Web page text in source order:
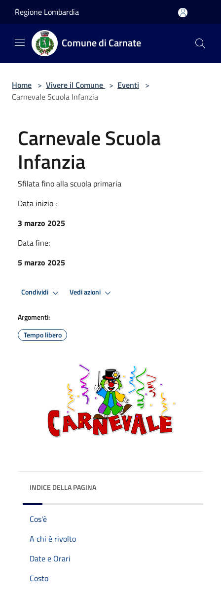
Regione Lombardia
Comune di Carnate
Home > Vivere il Comune > Eventi >
Carnevale Scuola Infanzia
Carnevale Scuola
Infanzia
Sfilata fino alla scuola primaria
Data inizio :
3 marzo 2025
Data fine:
5 marzo 2025
Condividi Vedi azioni
Argomenti:
Tempo libero
INDICE DELLA PAGINA
Cos'è
A chi è rivolto
Date e Orari
Costo